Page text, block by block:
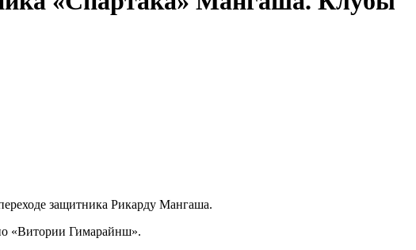
защитника Рикарду Мангаша.
«Витории Гимарайнш».